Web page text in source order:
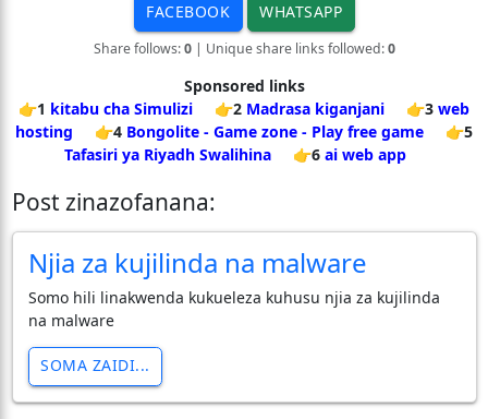
FACEBOOK WHATSAPP
Share follows:0| Unique share links followed:0
Sponsored links
👉1 kitabu cha Simulizi 👉2 Madrasa kiganjani 👉3 web
hosting
👉4 Bongolite - Game zone - Play free game
👉5
Tafasiri ya Riyadh Swalihina
👉6 ai web app
Post zinazofanana:
Njia za kujilinda na malware
Somo hili linakwenda kukueleza kuhusu njia za kujilinda
na malware
SOMA ZAIDI...